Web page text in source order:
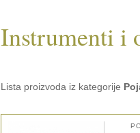
Instrumenti i
Lista proizvoda iz kategorije